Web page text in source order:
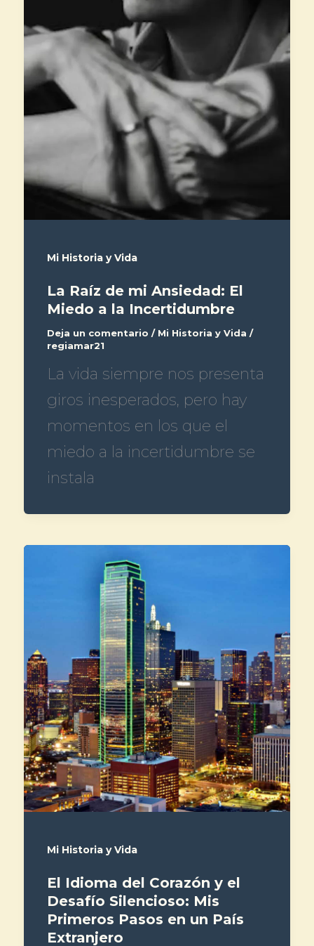
Mi Historia y Vida
La Raíz de mi Ansiedad: El
Miedo a la Incertidumbre
Deja un comentario / Mi Historia y Vida /
regiamar21
La vida siempre nos presenta
giros inesperados, pero hay
momentos en los que el
miedo a la incertidumbre se
instala
Mi Historia y Vida
El Idioma del Corazón y el
Desafío Silencioso: Mis
Primeros Pasos en un País
Extranjero